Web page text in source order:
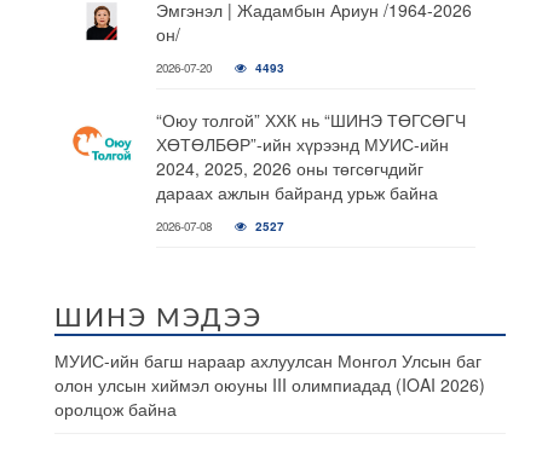
Эмгэнэл | Жадамбын Ариун /1964-2026
он/
2026-07-20 4493
“Оюу толгой” ХХК нь “ШИНЭ ТӨГСӨГЧ
ХӨТӨЛБӨР”-ийн хүрээнд МУИС-ийн
2024, 2025, 2026 оны төгсөгчдийг
дараах ажлын байранд урьж байна
2026-07-08 2527
ШИНЭ МЭДЭЭ
МУИС-ийн багш нараар ахлуулсан Монгол Улсын баг
олон улсын хиймэл оюуны III олимпиадад (IOAI 2026)
оролцож байна